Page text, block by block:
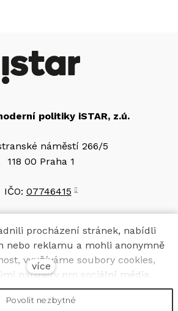
politiky iSTAR, z.ú.
náměstí 266/5
118 00 Praha 1
IČO: 07746415
2010
z darů a jiných plnění
procházení stránek, nabídli
nebo reklamu a mohli anonymně
využíváme soubory cookies,
partnery pro sociální média,
nastavení upravíte odkazem
a kdykoliv jej můžete změnit v
více
Povolit nezbytné